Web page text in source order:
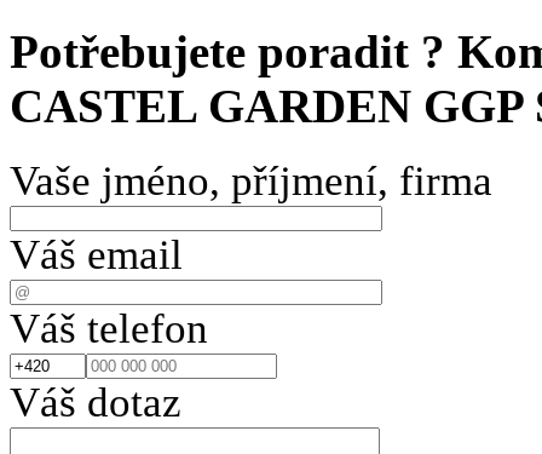
Potřebujete poradit ?
CASTEL GARDEN GGP
Vaše jméno, příjmení, firma
Váš email
Váš telefon
Váš dotaz